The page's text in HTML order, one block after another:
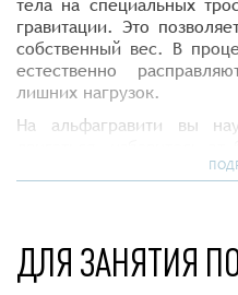
гравитации. Это
собственный вес. В
естественно
лишних нагрузок.
На альфагравити вы
по-новому
Рекомендуется детям от 8
ДЛЯ ЗАНЯТИЯ